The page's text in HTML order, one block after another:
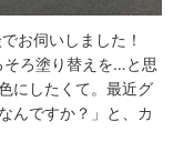
お伺いしました！
そろ塗り替えを…と思
にしたくて。最近グ
んですか？」と、カ